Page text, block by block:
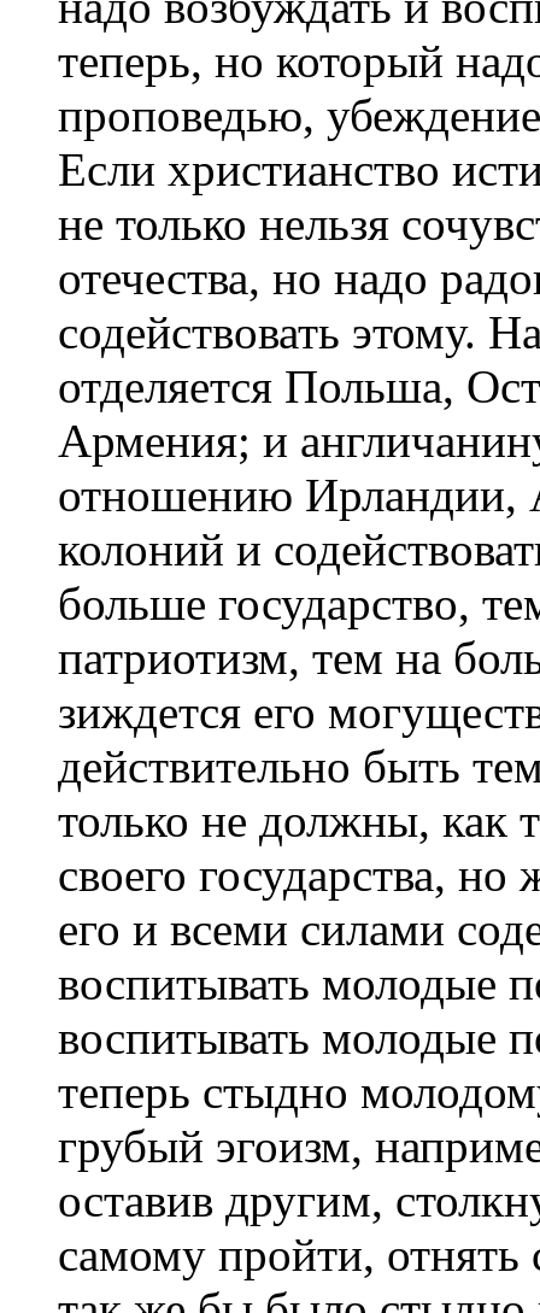
теперь, но который
проповедью,
Если христианство
не только нельзя
отечества, но надо
содействовать этому.
отделяется Польша,
Армения; и
отношению Ирландии,
колоний и
больше государство,
патриотизм, тем на
зиждется его
действительно быть
только не должны, как
своего государства,
его и всеми силами
воспитывать молодые
воспитывать молодые
теперь стыдно
грубый эгоизм,
оставив другим,
самому пройти,